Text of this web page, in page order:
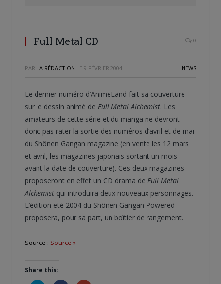
Full Metal CD 0
PAR LA RÉDACTION LE 9 FÉVRIER 2004 NEWS
Le dernier numéro d’AnimeLand fait sa couverture
sur le dessin animé de Full Metal Alchemist. Les
amateurs de cette série et du manga ne devront
donc pas rater la sortie des numéros d’avril et de mai
du Shônen Gangan magazine (en vente les 12 mars
et avril, les magazines japonais sortant un mois
avant la date de couverture). Ces deux magazines
proposeront en effet un CD drama de Full Metal
Alchemist qui introduira deux nouveaux personnages.
L’édition été 2004 du Shônen Gangan Powered
proposera, pour sa part, un boîtier de rangement.
Source : Source »
Share this: